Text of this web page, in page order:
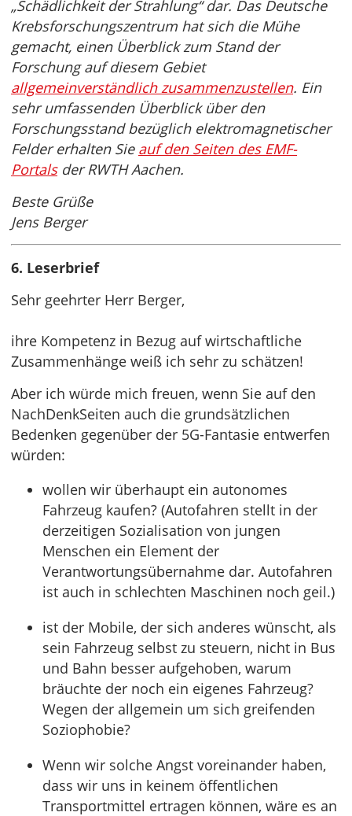
„Schädlichkeit der Strahlung“ dar. Das Deutsche
Krebsforschungszentrum hat sich die Mühe
gemacht, einen Überblick zum Stand der
Forschung auf diesem Gebiet
allgemeinverständlich zusammenzustellen. Ein
sehr umfassenden Überblick über den
Forschungsstand bezüglich elektromagnetischer
Felder erhalten Sie auf den Seiten des EMF-
Portalsder RWTH Aachen.
Beste Grüße
Jens Berger
6. Leserbrief
Sehr geehrter Herr Berger,
ihre Kompetenz in Bezug auf wirtschaftliche
Zusammenhänge weiß ich sehr zu schätzen!
Aber ich würde mich freuen, wenn Sie auf den
NachDenkSeiten auch die grundsätzlichen
Bedenken gegenüber der 5G-Fantasie entwerfen
würden:
wollen wir überhaupt ein autonomes
Fahrzeug kaufen? (Autofahren stellt in der
derzeitigen Sozialisation von jungen
Menschen ein Element der
Verantwortungsübernahme dar. Autofahren
ist auch in schlechten Maschinen noch geil.)
ist der Mobile, der sich anderes wünscht, als
sein Fahrzeug selbst zu steuern, nicht in Bus
und Bahn besser aufgehoben, warum
bräuchte der noch ein eigenes Fahrzeug?
Wegen der allgemein um sich greifenden
Soziophobie?
Wenn wir solche Angst voreinander haben,
dass wir uns in keinem öffentlichen
Transportmittel ertragen können, wäre es an